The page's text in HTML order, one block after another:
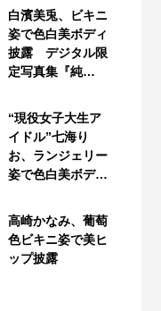
白濱美兎、ビキニ
姿で色白美ボディ
披露 デジタル限
定写真集『純…
“現役女子大生ア
イドル”七海り
お、ランジェリー
姿で色白美ボデ…
高崎かなみ、葡萄
色ビキニ姿で美ヒ
ップ披露